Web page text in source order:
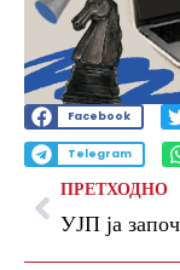
Facebook
Telegram
ПРЕТХОДНО